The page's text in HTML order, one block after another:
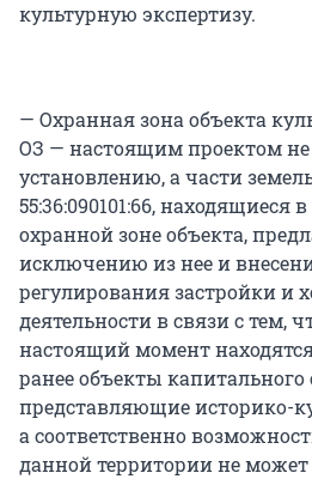
культурную экспертизу.
— Охранная зона объекта
ОЗ — настоящим проектом не
установлению, а части
55:36:090101:66, находящиеся
охранной зоне объекта,
исключению из нее и
регулирования застройки и
деятельности в связи с тем,
настоящий момент
ранее объекты капитального
представляющие историко-
а соответственно
данной территории не